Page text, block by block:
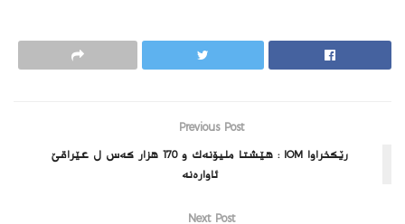
Previous Post
رێکخراوا IOM : هێشتا ملیۆنه‌ك و 170 هزار کەس ل عێراقێ
ئاوارەنه‌
Next Post